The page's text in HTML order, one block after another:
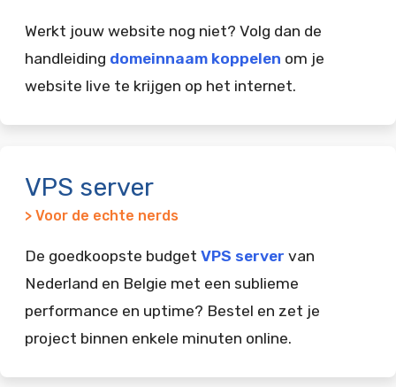
Werkt jouw website nog niet? Volg dan de
handleiding domeinnaam koppelen om je
website live te krijgen op het internet.
VPS server
> Voor de echte nerds
De goedkoopste budget VPS server van
Nederland en Belgie met een sublieme
performance en uptime? Bestel en zet je
project binnen enkele minuten online.